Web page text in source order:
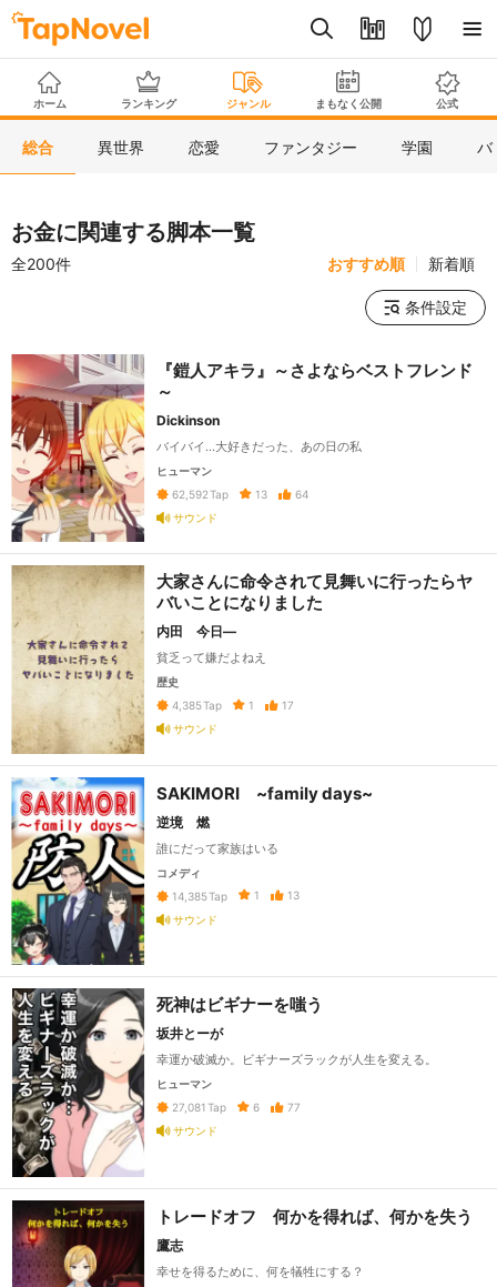
ホーム ランキング ジャンル まもなく公開 公式
総合 異世界 恋愛 ファンタジー 学園 バ
お金に関連する脚本一覧
全200件 おすすめ順 新着順
条件設定
『鎧人アキラ』～さよならベストフレンド
～
Dickinson
バイバイ…大好きだった、あの日の私
ヒューマン
62,592 Tap 13
64
サウンド
大家さんに命令されて見舞いに行ったらヤ
バいことになりました
内田 今日―
貧乏って嫌だよねえ
歴史
4,385Tap 1
17
サウンド
SAKIMORI ~family days~
逆境 燃
誰にだって家族はいる
コメディ
14,385Tap 1
13
サウンド
死神はビギナーを嗤う
坂井とーが
幸運か破滅か。ビギナーズラックが人生を変える。
ヒューマン
27,081 Tap 6
77
サウンド
トレードオフ 何かを得れば、何かを失う
鷹志
幸せを得るために、何を犠牲にする？